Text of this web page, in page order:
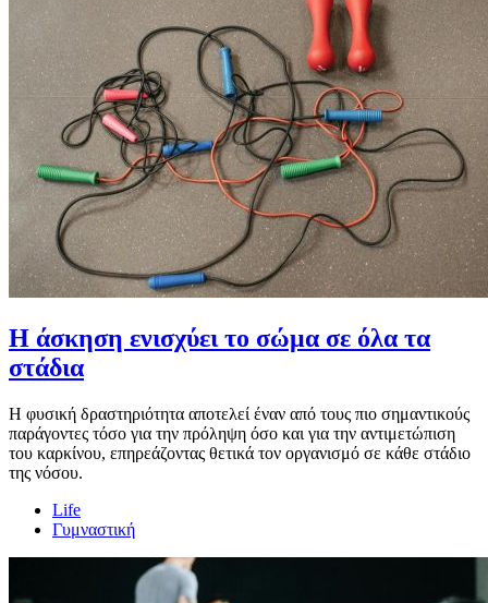
Η άσκηση ενισχύει το σώμα σε όλα τα
στάδια
Η φυσική δραστηριότητα αποτελεί έναν από τους πιο σημαντικούς
παράγοντες τόσο για την πρόληψη όσο και για την αντιμετώπιση
του καρκίνου, επηρεάζοντας θετικά τον οργανισμό σε κάθε στάδιο
της νόσου.
Life
Γυμναστική